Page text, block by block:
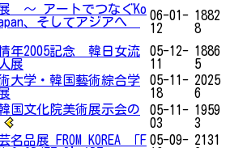
～ アートでつなぐKo
、そしてアジアへ
06-01-
12
1882
8
年2005記念 韓日女流
展
05-12-
11
1886
5
大学・韓国藝術綜合学
05-11-
18
2025
6
国文化院美術展示会の
05-11-
03
1959
3
名品展 FROM KOREA 「F 05-09- 2131